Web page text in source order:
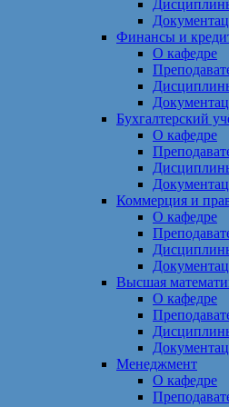
Финансы и
О кафедре
Бухгалтерский
О кафедре
Коммерция и
О кафедре
Высшая
О кафедре
Менеджмент
О кафедре